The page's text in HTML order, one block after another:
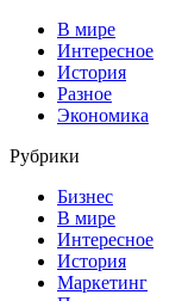
В мире
Интересное
История
Разное
Экономика
Рубрики
Бизнес
В мире
Интересное
История
Маркетинг